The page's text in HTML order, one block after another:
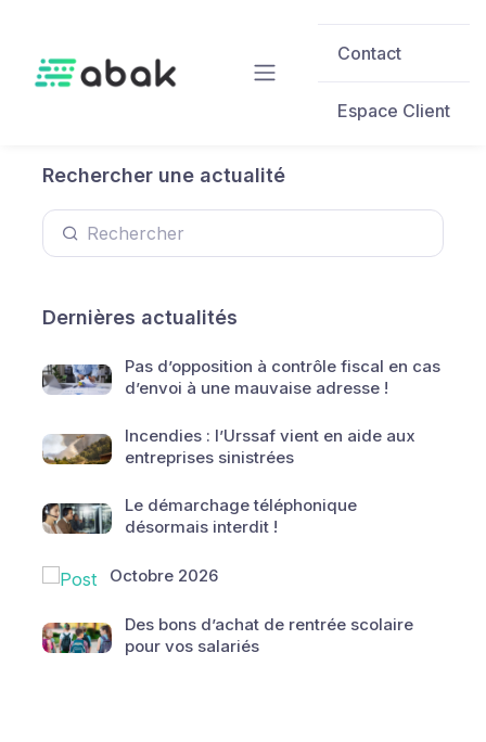
Contact
Espace Client
Rechercher une actualité
Dernières actualités
Pas d’opposition à contrôle fiscal en cas
d’envoi à une mauvaise adresse !
Incendies : l’Urssaf vient en aide aux
entreprises sinistrées
Le démarchage téléphonique
désormais interdit !
Octobre 2026
Des bons d’achat de rentrée scolaire
pour vos salariés